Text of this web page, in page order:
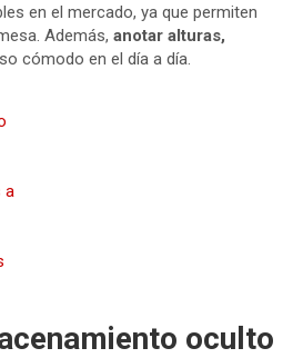
en el mercado, ya que permiten
Además, anotar alturas,
cómodo en el día a día.
oculto